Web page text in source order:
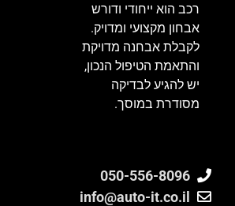
רכב הוא ייחודי ודורש
אבחון מקצועי ומדויק.
לקבלת אבחנה מדויקת
והתאמת הטיפול הנכון,
יש להגיע לבדיקה
מסודרת במוסך.
050-556-8096
info@auto-it.co.il